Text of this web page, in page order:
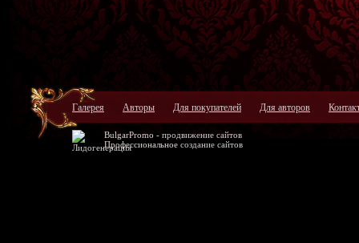
Галерея Авторы Для покупателей Для авторов
BulgarPromo - продвижение сайтов
Профессиональное создание сайтов